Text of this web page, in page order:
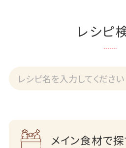
レシピ
メイン食材で